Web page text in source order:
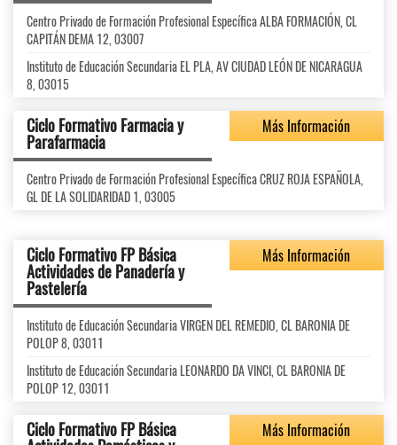
Centro Privado de Formación Profesional Específica ALBA FORMACIÓN, CL
CAPITÁN DEMA 12, 03007
Instituto de Educación Secundaria EL PLA, AV CIUDAD LEÓN DE NICARAGUA
8, 03015
Ciclo Formativo Farmacia y
Parafarmacia
Más Información
Centro Privado de Formación Profesional Específica CRUZ ROJA ESPAÑOLA,
GL DE LA SOLIDARIDAD 1, 03005
Ciclo Formativo FP Básica
Actividades de Panadería y
Pastelería
Más Información
Instituto de Educación Secundaria VIRGEN DEL REMEDIO, CL BARONIA DE
POLOP 8, 03011
Instituto de Educación Secundaria LEONARDO DA VINCI, CL BARONIA DE
POLOP 12, 03011
Ciclo Formativo FP Básica Más Información